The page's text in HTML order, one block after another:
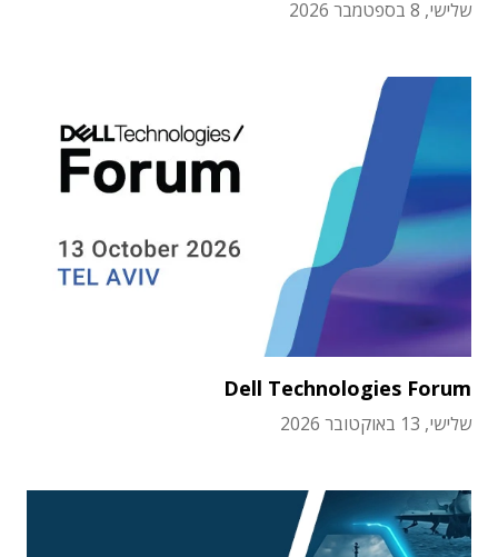
שלישי, 8 בספטמבר 2026
Dell Technologies Forum
שלישי, 13 באוקטובר 2026